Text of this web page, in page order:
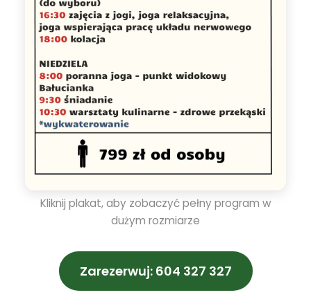
Kliknij plakat, aby zobaczyć pełny program w
dużym rozmiarze
Zarezerwuj: 604 327 327